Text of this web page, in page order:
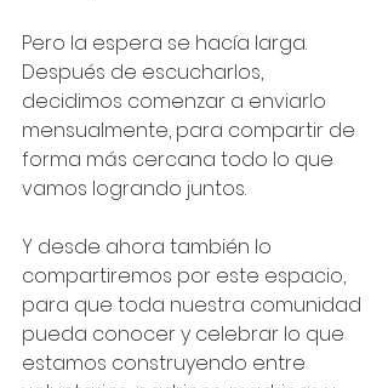
Pero la espera se hacía larga.
Después de escucharlos,
decidimos comenzar a enviarlo
mensualmente, para compartir de
forma más cercana todo lo que
vamos logrando juntos.
Y desde ahora también lo
compartiremos por este espacio,
para que toda nuestra comunidad
pueda conocer y celebrar lo que
estamos construyendo entre